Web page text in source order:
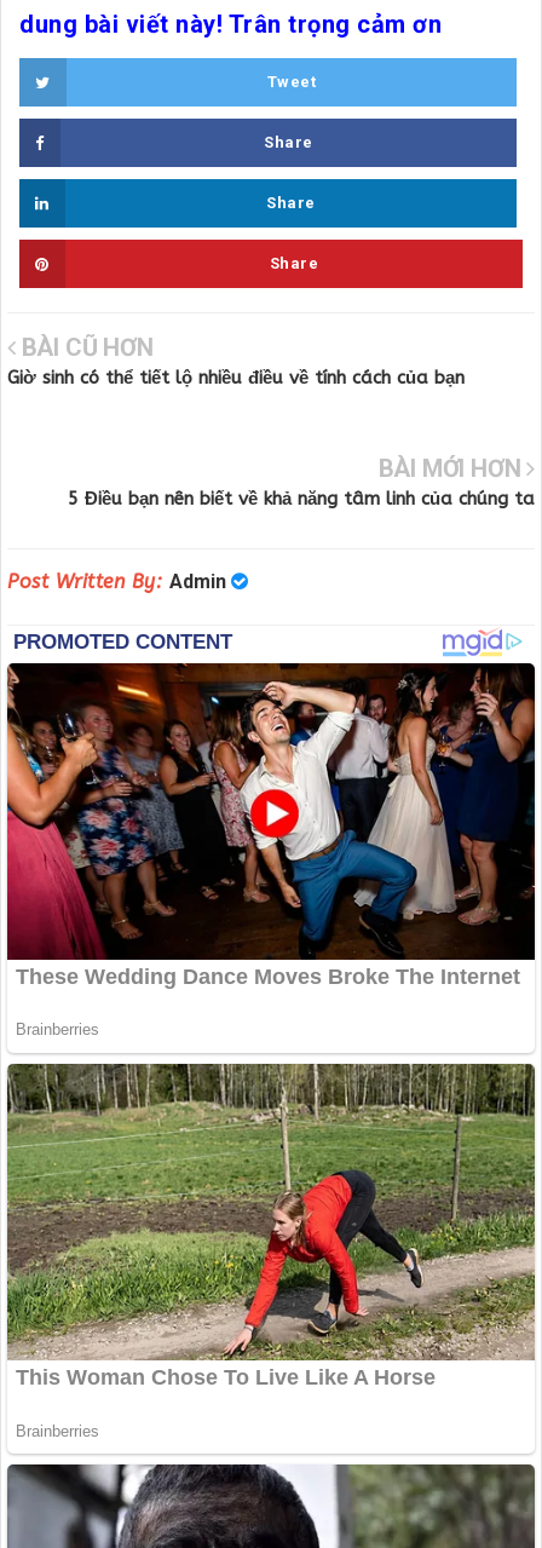
dung bài viết này! Trân trọng cảm ơn
Tweet
Share
Share
Share
BÀI CŨ HƠN
Giờ sinh có thể tiết lộ nhiều điều về tính cách của bạn
BÀI MỚI HƠN
5 Điều bạn nên biết về khả năng tâm linh của chúng ta
Post Written By: Admin